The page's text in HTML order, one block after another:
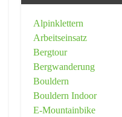
Alpinklettern
Arbeitseinsatz
Bergtour
Bergwanderung
Bouldern
Bouldern Indoor
E-Mountainbike